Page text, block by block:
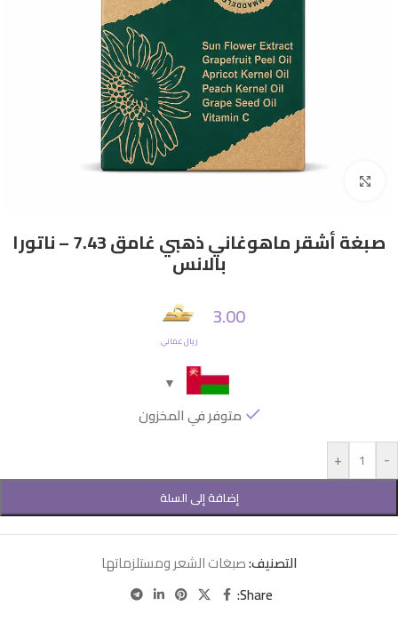
Click to enlarge
صبغة أشقر ماهوغاني ذهبي غامق 7.43 – ناتورا
بالانس
3.00
ريال عماني
متوفر في المخزون
-
+
إضافة إلى السلة
التصنيف:صبغات الشعر ومستلزماتها
Share: